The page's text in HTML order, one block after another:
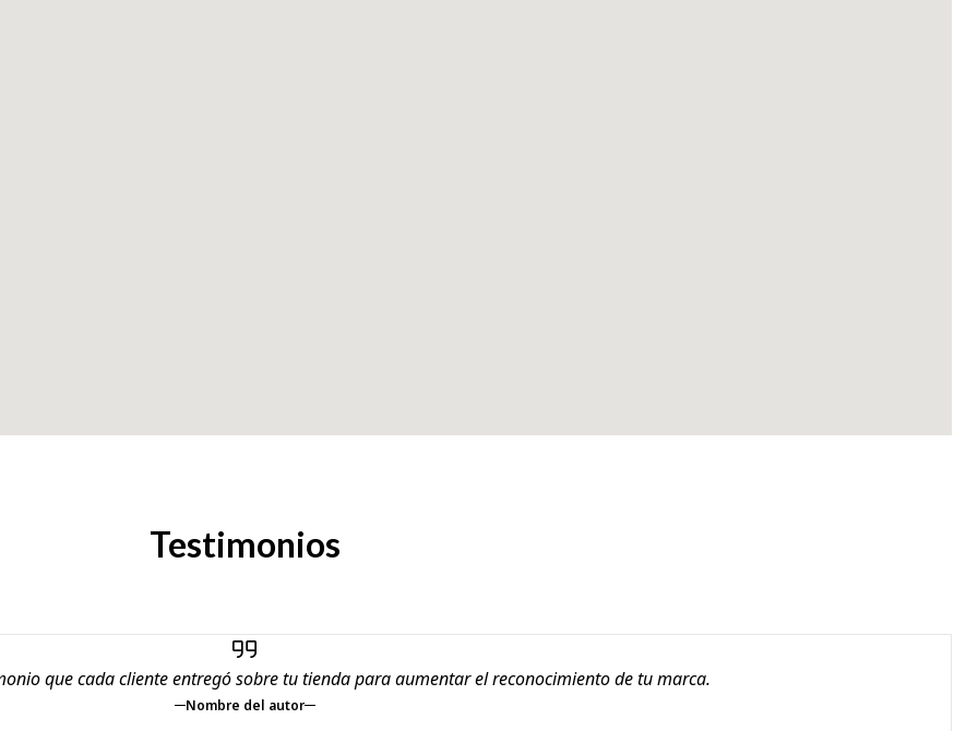
Testimonios
que cada cliente entregó sobre tu tienda para aumentar el reconocimiento de tu marca.
Nombre del autor